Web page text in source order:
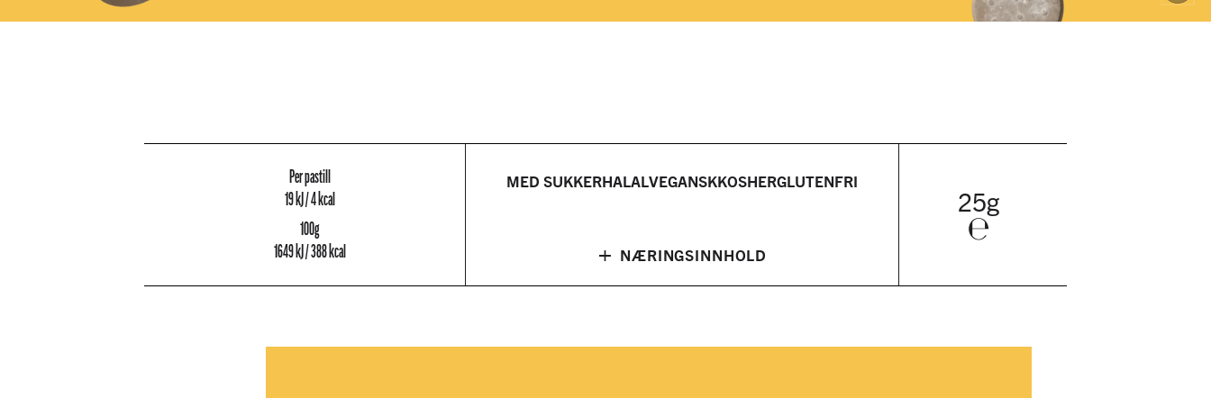
Per pastill
19 kJ / 4 kcal
100g
1649 kJ / 388 kcal
MED SUKKERHALALVEGANSKKOSHERGLUTENFRI
+ NÆRINGSINNHOLD
25g
℮